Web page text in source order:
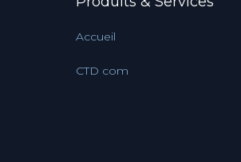
Accueil
CTD com